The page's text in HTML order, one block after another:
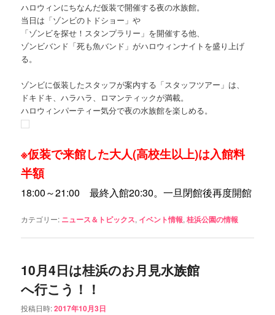
ハロウィンにちなんだ仮装で開催する夜の水族館。
当日は「ゾンビのトドショー」や
「ゾンビを探せ！スタンプラリー」を開催する他、
ゾンビバンド「死も魚バンド」がハロウィンナイトを盛り上げ
る。
ゾンビに仮装したスタッフが案内する「スタッフツアー」は、
ドキドキ、ハラハラ、ロマンティックが満載。
ハロウィンパーティー気分で夜の水族館を楽しめる。
※仮装で来館した大人(高校生以上)は入館料
半額
18:00～21:00 最終入館20:30。一旦閉館後再度開館
カテゴリー: ニュース＆トピックス, イベント情報,桂浜公園の情報
10月4日は桂浜のお月見水族館
へ行こう！！
投稿日時:2017年10月3日